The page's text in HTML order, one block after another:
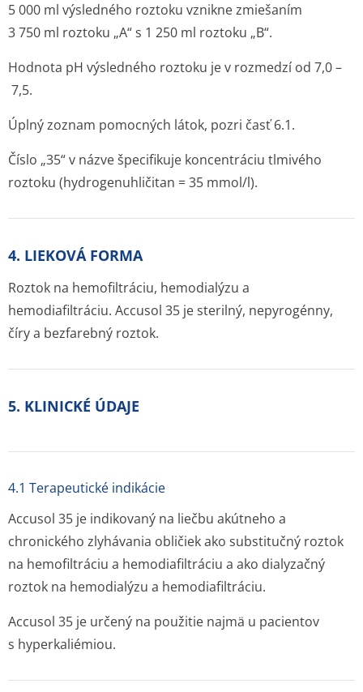
5 000 ml výsledného roztoku vznikne zmiešaním
3 750 ml roztoku „A“ s 1 250 ml roztoku „B“.
Hodnota pH výsledného roztoku je v rozmedzí od 7,0 –
7,5.
Úplný zoznam pomocných látok, pozri časť 6.1.
Číslo „35“ v názve špecifikuje koncentráciu tlmivého
roztoku (hydrogenuhličitan = 35 mmol/l).
4. LIEKOVÁ FORMA
Roztok na hemofiltráciu, hemodialýzu a
hemodiafiltráciu. Accusol 35 je sterilný, nepyrogénny,
číry a bezfarebný roztok.
5. KLINICKÉ ÚDAJE
4.1 Terapeutické indikácie
Accusol 35 je indikovaný na liečbu akútneho a
chronického zlyhávania obličiek ako substitučný roztok
na hemofiltráciu a hemodiafiltráciu a ako dialyzačný
roztok na hemodialýzu a hemodiafiltráciu.
Accusol 35 je určený na použitie najmä u pacientov
s hyperkaliémiou.